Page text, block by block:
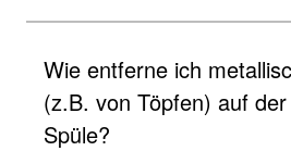
Wie entferne ich
(z.B. von Töpfen) auf
Spüle?